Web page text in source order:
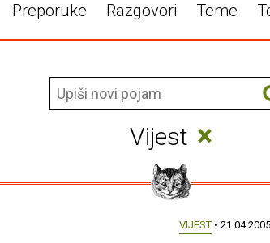
Preporuke Razgovori Teme
Vijest ×
VIJEST•